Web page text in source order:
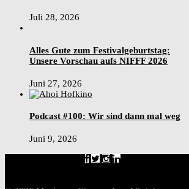
Juli 28, 2026
Alles Gute zum Festivalgeburtstag:
Unsere Vorschau aufs NIFFF 2026
Juni 27, 2026
Podcast #100: Wir sind dann mal weg
Juni 9, 2026